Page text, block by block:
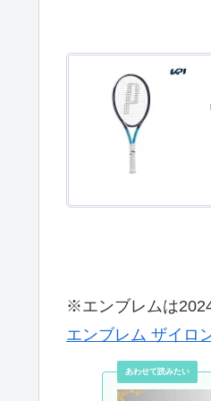
※エンブレムは
エンブレム ザイロ